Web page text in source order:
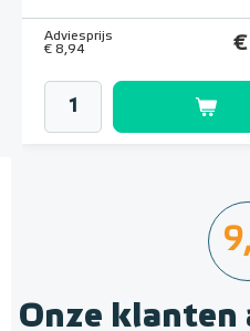
Adviesprijs
€ 8,94
€
Onze klanten